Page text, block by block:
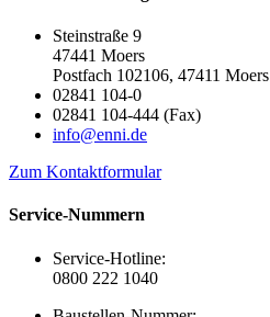
Steinstraße 9
47441 Moers
Postfach 102106, 47411 Moers
02841 104-0
02841 104-444 (Fax)
info@enni.de
Zum Kontaktformular
Service-Nummern
Service-Hotline:
0800 222 1040